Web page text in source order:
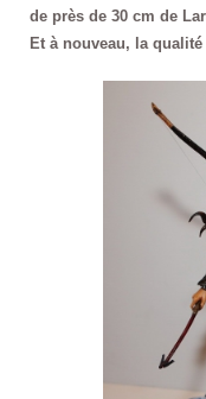
de près de 30 cm de
Et à nouveau, la